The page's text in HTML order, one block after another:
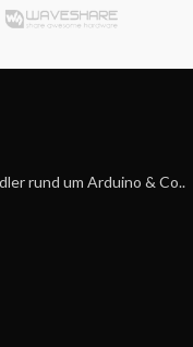
rund um Arduino & Co..